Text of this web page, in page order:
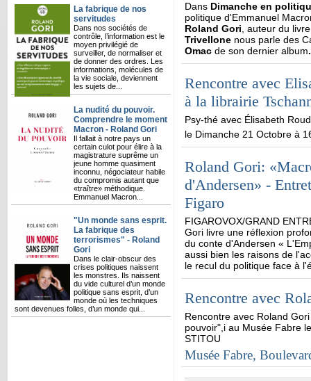
La fabrique de nos
servitudes
Dans nos sociétés de
contrôle, l’information est le
moyen privilégié de
surveiller, de normaliser et
de donner des ordres. Les
informations, molécules de
la vie sociale, deviennent
les sujets de...
La nudité du pouvoir.
Comprendre le moment
Macron - Roland Gori
Il fallait à notre pays un
certain culot pour élire à la
magistrature suprême un
jeune homme quasiment
inconnu, négociateur habile
du compromis autant que
«traître» méthodique.
Emmanuel Macron...
"Un monde sans esprit.
La fabrique des
terrorismes" - Roland
Gori
Dans le clair-obscur des
crises politiques naissent
les monstres. Ils naissent
du vide culturel d’un monde
politique sans esprit, d’un
monde où les techniques
sont devenues folles, d’un monde qui...
Dans Dimanche en
politique d'Emmanuel
Roland Gori , auteur du
Trivellone nous parle des
Omac de son dernier album.
Rencontre avec
à la librairie
Psy-thé avec Élisabeth
le Dimanche 21 Octobre à
Roland Gori:
d'Andersen» -
Figaro
FIGAROVOX/GRAND
Gori livre une réflexion
du conte d'Andersen «
aussi bien les raisons de
le recul du politique face à
Rencontre avec
Rencontre avec Roland
pouvoir",i au Musée Fabre
STITOU
Musée Fabre,